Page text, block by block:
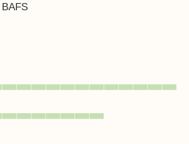
BAFS